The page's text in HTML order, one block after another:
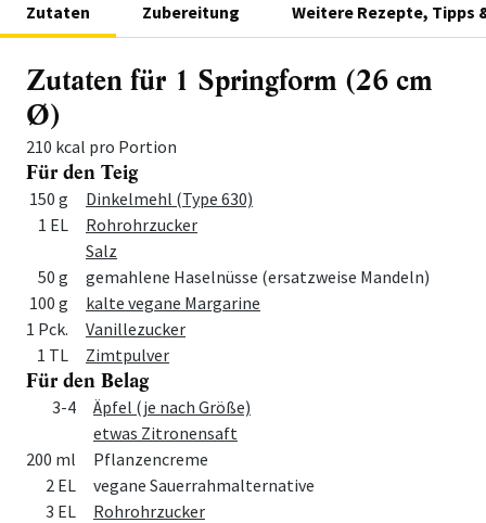
Zutaten Zubereitung Weitere Rezepte, Tipps
Zutaten für 1 Springform (26 cm
Ø)
210 kcal pro Portion
Für den Teig
Menge Zutat
150 g
Dinkelmehl (Type 630)
1 EL
Rohrohrzucker
Salz
50 g
gemahlene Haselnüsse (ersatzweise Mandeln)
100 g
kalte vegane Margarine
1 Pck.
Vanillezucker
1 TL
Zimtpulver
Für den Belag
MengeZutat
3-4
Äpfel (je nach Größe)
etwas Zitronensaft
200 ml
Pflanzencreme
2 EL
vegane Sauerrahmalternative
3 EL
Rohrohrzucker